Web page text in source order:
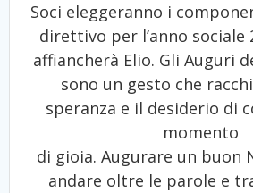
Soci eleggeranno i
direttivo per l’anno sociale
affiancherà Elio. Gli Auguri
sono un gesto che
speranza e il desiderio di
momento
di gioia. Augurare un buon
andare oltre le parole e